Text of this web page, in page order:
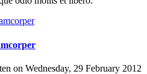
on Wednesday, 29 February 2012